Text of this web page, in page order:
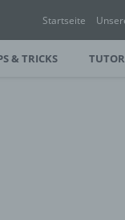
Startseite
& TRICKS